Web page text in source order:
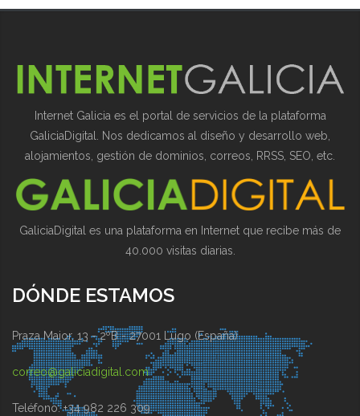
Internet Galicia es el portal de servicios de la plataforma
GaliciaDigital. Nos dedicamos al diseño y desarrollo web,
alojamientos, gestión de dominios, correos, RRSS, SEO, etc.
GaliciaDigital es una plataforma en Internet que recibe más de
40.000 visitas diarias.
DÓNDE ESTAMOS
Praza Maior, 13 - 2ºB - 27001 Lugo (España)
correo@galiciadigital.com
Teléfono: +34 982 226 309